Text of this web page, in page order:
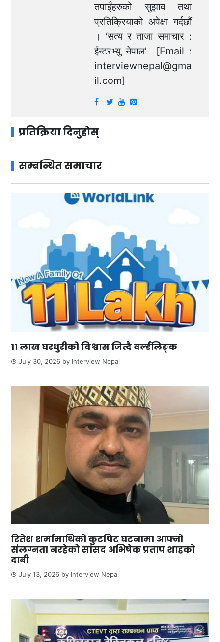
तपाईंहरुको सुझाव तथा
प्रतिक्रियाको अपेक्षा गर्दछौं
। ‘सत्य र ताजा समाचार :
ईन्टरभ्यु नेपाल’ [Email :
interviewnepal@gma
il.com]
प्रतिक्रिया दिनुहोस्
सम्बन्धित समाचार
११ लाख घरधुरीको विश्वास जित्दै वर्ल्डलिङ्क
July 30, 2026 by Interview Nepal
रितेश शर्मामाथिको कुटपिट घटनामा आफ्नो
संलग्नता नरहेको सांसद अभिषेक प्रताप शाहको
दाबी
July 13, 2026 by Interview Nepal